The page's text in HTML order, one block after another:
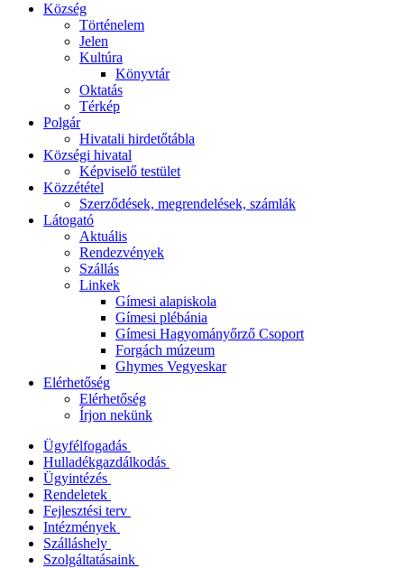
Község
Történelem
Jelen
Kultúra
Könyvtár
Oktatás
Térkép
Polgár
Hivatali hirdetőtábla
Községi hivatal
Képviselő testület
Közzététel
Szerződések, megrendelések, számlák
Látogató
Aktuális
Rendezvények
Szállás
Linkek
Gímesi alapiskola
Gímesi plébánia
Gímesi Hagyományőrző Csoport
Forgách múzeum
Ghymes Vegyeskar
Elérhetőség
Elérhetőség
Írjon nekünk
Ügyfélfogadás
Hulladékgazdálkodás
Ügyintézés
Rendeletek
Fejlesztési terv
Intézmények
Szálláshely
Szolgáltatásaink